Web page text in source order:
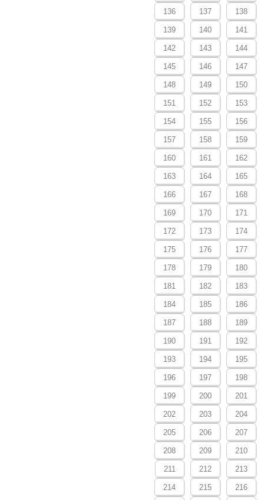
136 137 138
139 140 141
142 143 144
145 146 147
148 149 150
151 152 153
154 155 156
157 158 159
160 161 162
163 164 165
166 167 168
169 170 171
172 173 174
175 176 177
178 179 180
181 182 183
184 185 186
187 188 189
190 191 192
193 194 195
196 197 198
199 200 201
202 203 204
205 206 207
208 209 210
211 212 213
214 215 216